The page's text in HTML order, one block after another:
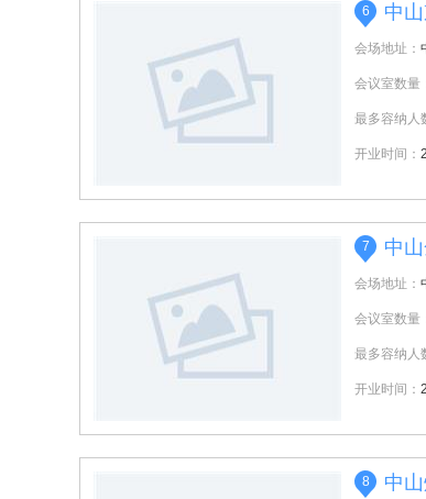
6 中
会场地址：
会议室数量
最多容纳人
开业时间：
7 中
会场地址：
会议室数量
最多容纳人
开业时间：
8 中